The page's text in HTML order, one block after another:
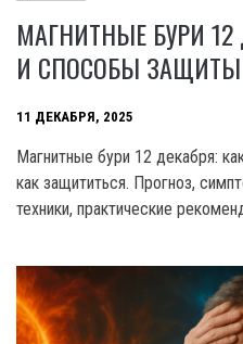
МАГНИТНЫЕ БУРИ
И СПОСОБЫ ЗАЩИТЫ
11 ДЕКАБРЯ, 2025
Магнитные бури 12 декабря:
как защититься. Прогноз,
техники, практические